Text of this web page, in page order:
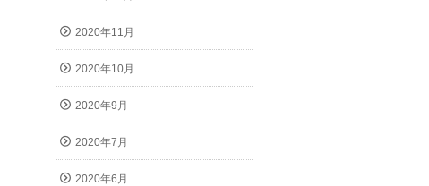
2020年11月
2020年10月
2020年9月
2020年7月
2020年6月